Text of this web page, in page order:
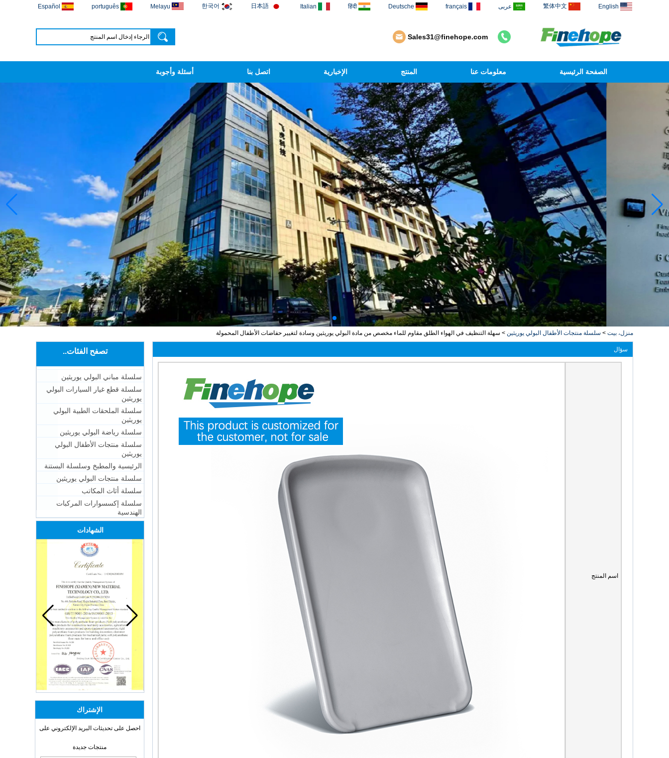
English
繁体中文 عربى français
Deutsche
हिंदी
Italian
日本語
한국어
Melayu
português
Español
Sales31@finehope.com
الصفحة الرئيسية معلومات عنا المنتج الإخبارية اتصل بنا أسئلة وأجوبة
منزل، بيت > سلسلة منتجات الأطفال البولي يوريثين > سهلة التنظيف في الهواء الطلق مقاوم للماء مخصص من مادة البولي يوريثين وسادة لتغيير حفاضات الأطفال المحمولة
تصفح الفئات..
سلسلة مباني البولي يوريثين
سلسلة قطع غيار السيارات البولي
يوريثين
سلسلة الملحقات الطبية البولي
يوريثين
سلسلة رياضة البولي يوريثين
سلسلة منتجات الأطفال البولي
يوريثين
الرئيسية والمطبخ وسلسلة البستنة
سلسلة منتجات البولي يوريثين
سلسلة أثاث المكاتب
سلسلة إكسسوارات المركبات
الهندسية
الشهادات
الإشتراك
احصل على تحديثات البريد الإلكتروني على
منتجات جديدة
سؤال
اسم المنتج